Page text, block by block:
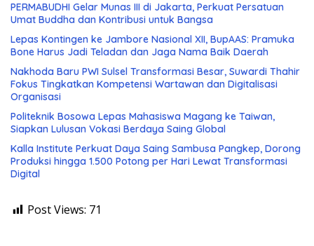
PERMABUDHI Gelar Munas III di Jakarta, Perkuat Persatuan
Umat Buddha dan Kontribusi untuk Bangsa
Lepas Kontingen ke Jambore Nasional XII, BupAAS: Pramuka
Bone Harus Jadi Teladan dan Jaga Nama Baik Daerah
Nakhoda Baru PWI Sulsel Transformasi Besar, Suwardi Thahir
Fokus Tingkatkan Kompetensi Wartawan dan Digitalisasi
Organisasi
Politeknik Bosowa Lepas Mahasiswa Magang ke Taiwan,
Siapkan Lulusan Vokasi Berdaya Saing Global
Kalla Institute Perkuat Daya Saing Sambusa Pangkep, Dorong
Produksi hingga 1.500 Potong per Hari Lewat Transformasi
Digital
Post Views: 71